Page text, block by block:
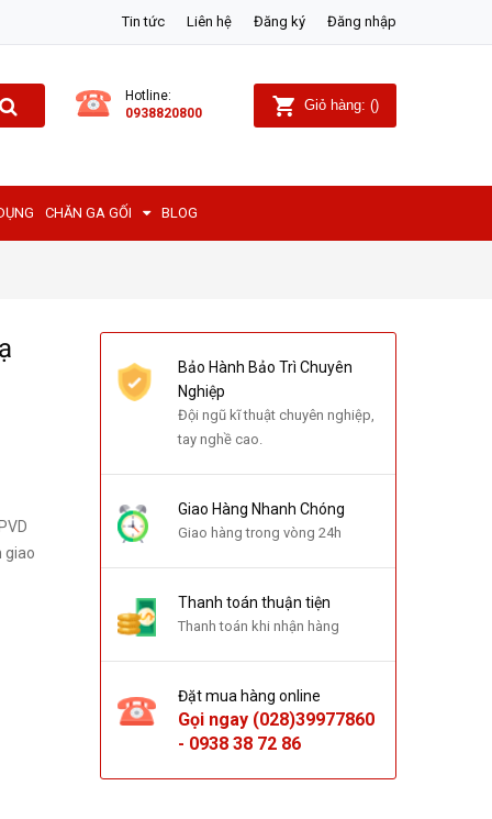
Tin tức Liên hệ Đăng ký Đăng nhập
Hotline:
0938820800
Giỏ hàng: ()
CHĂN GA GỐI BLOG
giao
Bảo Hành Bảo Trì Chuyên
Nghiệp
Đội ngũ kĩ thuật chuyên nghiệp,
tay nghề cao.
Giao Hàng Nhanh Chóng
Giao hàng trong vòng 24h
Thanh toán thuận tiện
Thanh toán khi nhận hàng
Đặt mua hàng online
Gọi ngay (028)39977860
- 0938 38 72 86